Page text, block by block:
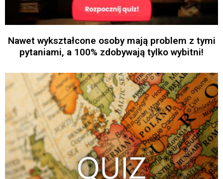
Nawet wykształcone osoby mają problem z tymi
pytaniami, a 100% zdobywają tylko wybitni!